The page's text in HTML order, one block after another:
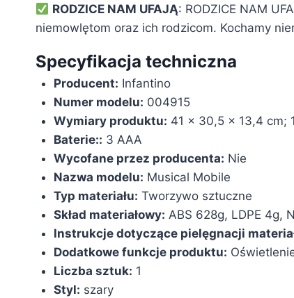
RODZICE NAM UFAJĄ: RODZICE NAM
niemowlętom oraz ich rodzicom. Kochamy
Specyfikacja techniczna
Producent: ‎Infantino
Numer modelu: ‎004915
Wymiary produktu: ‎41 x 30,5 x 13,4 cm;
Baterie:: ‎3 AAA
Wycofane przez producenta: ‎Nie
Nazwa modelu: ‎Musical Mobile
Typ materiału: ‎Tworzywo sztuczne
Skład materiałowy: ‎ABS 628g, LDPE 4g,
Instrukcje dotyczące pielęgnacji
Dodatkowe funkcje produktu:
Liczba sztuk: ‎1
Styl: ‎szary